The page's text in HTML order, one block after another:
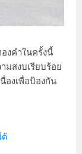
งคำในครั้งนี้
มสงบเรียบร้อย
องเพื่อป้องกัน
ต้